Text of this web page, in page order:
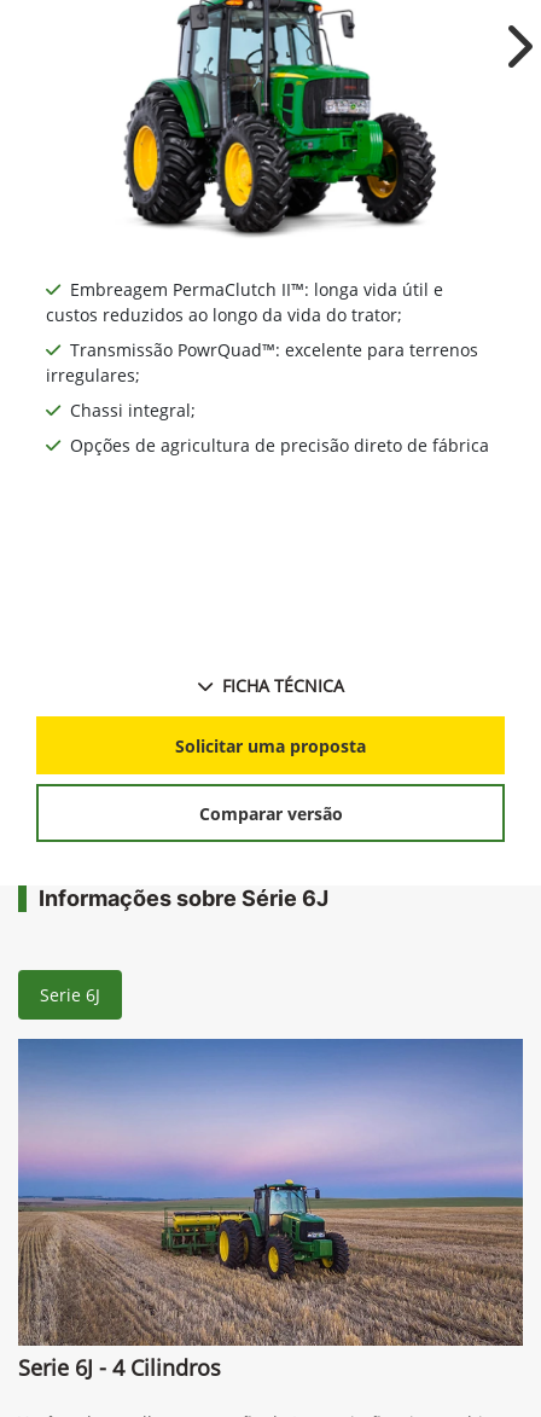
Embreagem PermaClutch II™: longa vida útil e
custos reduzidos ao longo da vida do trator;
Transmissão PowrQuad™: excelente para terrenos
irregulares;
Chassi integral;
Opções de agricultura de precisão direto de fábrica
FICHA TÉCNICA
Solicitar uma proposta
Comparar versão
Informações sobre Série 6J
Serie 6J
Serie 6J - 4 Cilindros